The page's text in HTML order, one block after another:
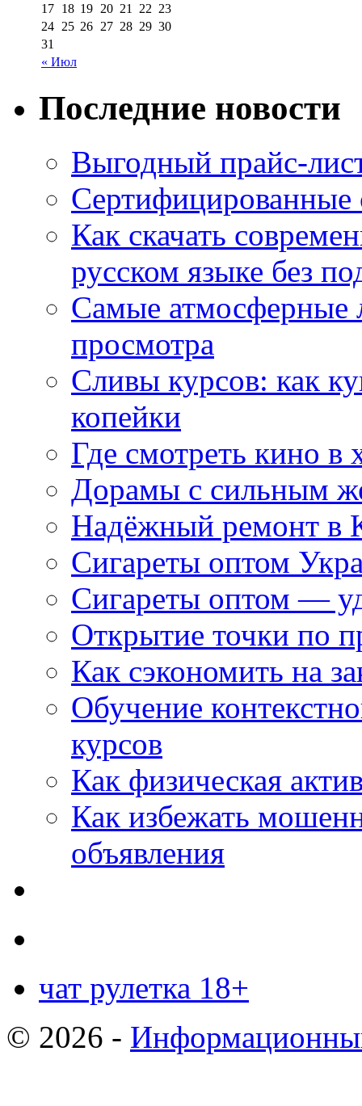
« Июл
17 18 19 20 21 22 23
24 25 26 27 28 29 30
31
Последние новости
Выгодный прайс-
Как скачать
русском языке без
Самые атмосферные
просмотра
Сливы курсов: как
копейки
Где смотреть кино в
Дорамы с сильным
Надёжный ремонт в
Сигареты оптом
Сигареты оптом —
Открытие точки по
Как сэкономить на
Обучение
курсов
Как физическая
Как избежать
объявления
чат рулетка 18+
© 2026 -